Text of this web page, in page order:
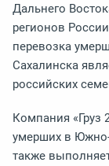
Дальнего
регионов
перевозка
Сахалинска
российских
Компания «Груз
умерших в
также